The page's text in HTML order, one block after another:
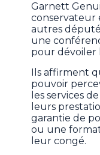
Garnett
conservateur
autres
une
pour dévoiler
Ils affirment
pouvoir
les services
leurs
garantie de
ou une
leur congé.